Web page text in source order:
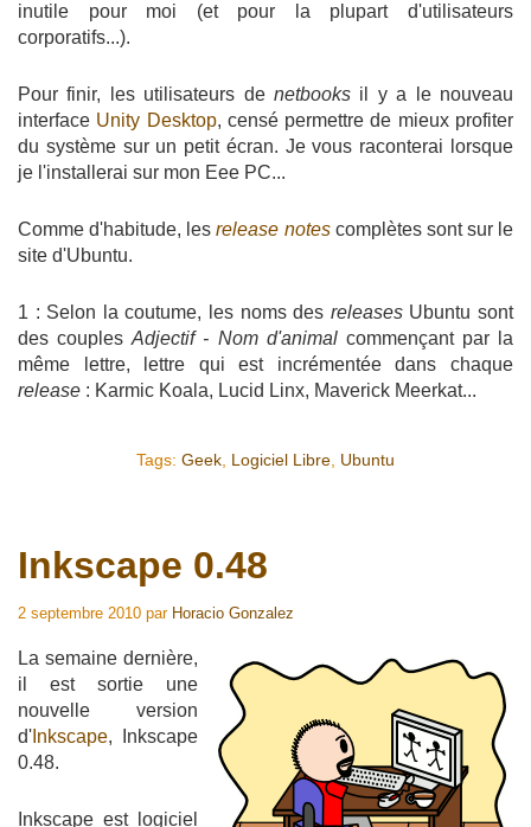
inutile pour moi (et pour la plupart d'utilisateurs
corporatifs...).
Pour finir, les utilisateurs de netbooks il y a le nouveau
interface Unity Desktop, censé permettre de mieux profiter
du système sur un petit écran. Je vous raconterai lorsque
je l'installerai sur mon Eee PC...
Comme d'habitude, lesrelease notescomplètes sont sur le
site d'Ubuntu.
1 : Selon la coutume, les noms des releasesUbuntu sont
des couplesAdjectif - Nom d'animalcommençant par la
même lettre, lettre qui est incrémentée dans chaque
release : Karmic Koala, Lucid Linx, Maverick Meerkat...
Tags: Geek Logiciel Libre Ubuntu
Inkscape 0.48
2 septembre 2010 par Horacio Gonzalez
La semaine dernière,
il est sortie une
nouvelle version
d' Inkscape, Inkscape
0.48.
Inkscape est logiciel